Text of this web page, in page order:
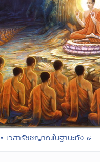
• เวสารัชชญาณในฐานะทั้ง ๔